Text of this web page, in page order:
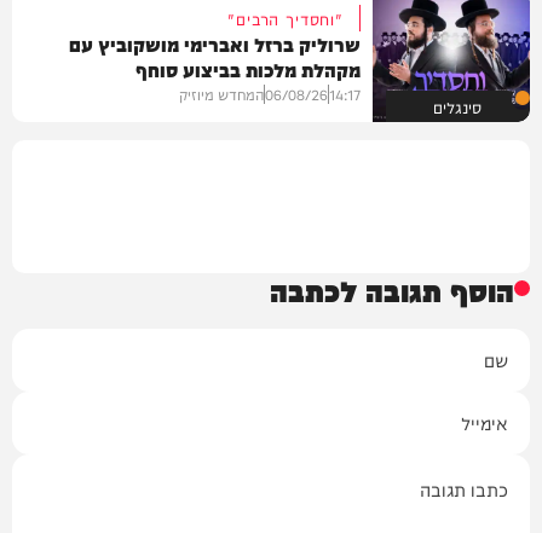
סינגלים
"וחסדיך הרבים"
שרוליק ברזל ואברימי מושקוביץ עם
מקהלת מלכות בביצוע סוחף
14:17
06/08/26המחדש מיוזיק
הוסף תגובה לכתבה